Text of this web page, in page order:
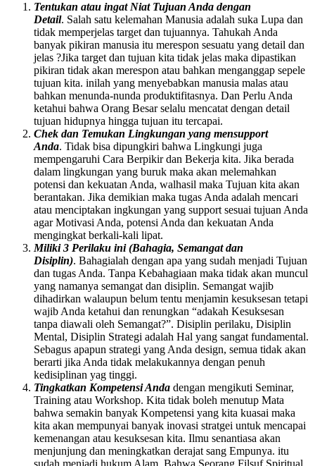
Tentukan atau ingat Niat Tujuan Anda dengan
Detail. Salah satu kelemahan Manusia adalah suka Lupa dan
tidak memperjelas target dan tujuannya. Tahukah Anda
banyak pikiran manusia itu merespon sesuatu yang detail dan
jelas ?Jika target dan tujuan kita tidak jelas maka dipastikan
pikiran tidak akan merespon atau bahkan menganggap sepele
tujuan kita. inilah yang menyebabkan manusia malas atau
bahkan menunda-nunda produktifitasnya. Dan Perlu Anda
ketahui bahwa Orang Besar selalu mencatat dengan detail
tujuan hidupnya hingga tujuan itu tercapai.
Chek dan Temukan Lingkungan yang mensupport
Anda. Tidak bisa dipungkiri bahwa Lingkungi juga
mempengaruhi Cara Berpikir dan Bekerja kita. Jika berada
dalam lingkungan yang buruk maka akan melemahkan
potensi dan kekuatan Anda, walhasil maka Tujuan kita akan
berantakan. Jika demikian maka tugas Anda adalah mencari
atau menciptakan ingkungan yang support sesuai tujuan Anda
agar Motivasi Anda, potensi Anda dan kekuatan Anda
mengingkat berkali-kali lipat.
Miliki 3 Perilaku ini (Bahagia, Semangat dan
Disiplin). Bahagialah dengan apa yang sudah menjadi Tujuan
dan tugas Anda. Tanpa Kebahagiaan maka tidak akan muncul
yang namanya semangat dan disiplin. Semangat wajib
dihadirkan walaupun belum tentu menjamin kesuksesan tetapi
wajib Anda ketahui dan renungkan “adakah Kesuksesan
tanpa diawali oleh Semangat?”. Disiplin perilaku, Disiplin
Mental, Disiplin Strategi adalah Hal yang sangat fundamental.
Sebagus apapun strategi yang Anda design, semua tidak akan
berarti jika Anda tidak melakukannya dengan penuh
kedisiplinan yag tinggi.
Tingkatkan Kompetensi Anda dengan mengikuti Seminar,
Training atau Workshop. Kita tidak boleh menutup Mata
bahwa semakin banyak Kompetensi yang kita kuasai maka
kita akan mempunyai banyak inovasi stratgei untuk mencapai
kemenangan atau kesuksesan kita. Ilmu senantiasa akan
menjunjung dan meningkatkan derajat sang Empunya. itu
sudah menjadi hukum Alam. Bahwa Seorang Filsuf Spiritual